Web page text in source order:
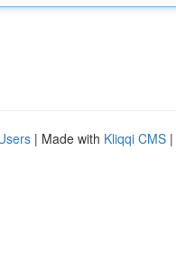
| Made with Kliqqi CMS |